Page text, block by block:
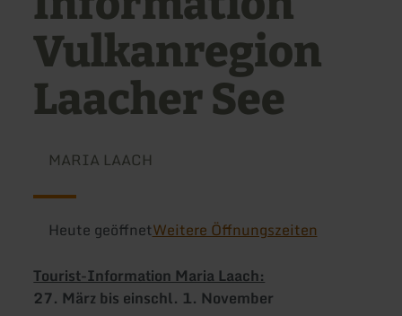
Vulkanregion
Laacher See
MARIA LAACH
Heute geöffnetWeitere Öffnungszeiten
Tourist-Information Maria Laach:
27. März bis einschl. 1. November